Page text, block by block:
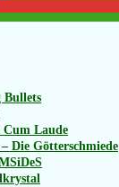
Bullets
Cum Laude
Die Götterschmiede